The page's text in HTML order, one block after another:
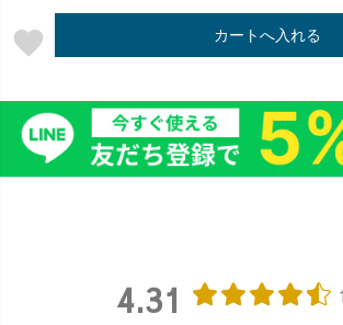
favorite カートへ入れる
4.31